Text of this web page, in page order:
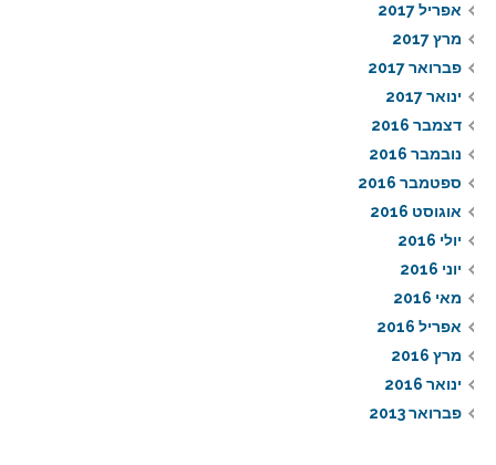
אפריל 2017
מרץ 2017
פברואר 2017
ינואר 2017
דצמבר 2016
נובמבר 2016
ספטמבר 2016
אוגוסט 2016
יולי 2016
יוני 2016
מאי 2016
אפריל 2016
מרץ 2016
ינואר 2016
פברואר 2013